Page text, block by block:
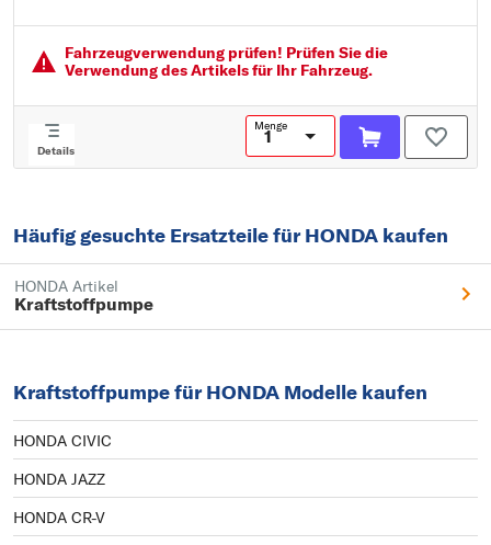
Fahrzeugver­wendung prüfen! Prüfen Sie die
Verwendung des Artikels für Ihr Fahrzeug.
Details
Menge
Häufig gesuchte Ersatzteile für HONDA kaufen
HONDA Artikel
Kraftstoffpumpe
Kraftstoffpumpe für HONDA Modelle kaufen
HONDA CIVIC
HONDA JAZZ
HONDA CR-V